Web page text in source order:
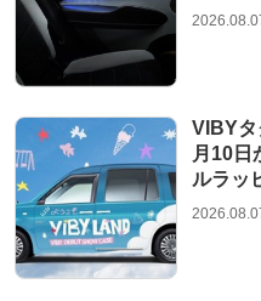
VIBYタ
月10
ルラッ